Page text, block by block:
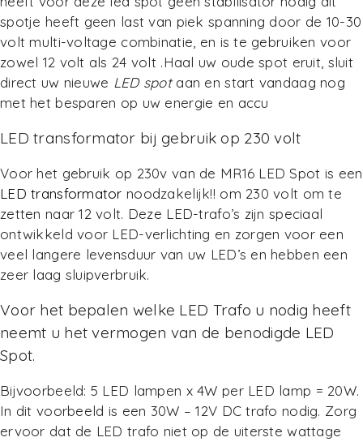
spotje heeft geen last van piek spanning door de 10-30
volt multi-voltage combinatie, en is te gebruiken voor
zowel 12 volt als 24 volt .Haal uw oude spot eruit, sluit
direct uw nieuwe LED spotaan en start vandaag nog
met het besparen op uw energie en accu
LED transformator bij gebruik op 230 volt
Voor het gebruik op 230v van de MR16 LED Spot is een
LED transformator noodzakelijk!! om 230 volt om te
zetten naar 12 volt. Deze LED-trafo’s zijn speciaal
ontwikkeld voor LED-verlichting en zorgen voor een
veel langere levensduur van uw LED’s en hebben een
zeer laag sluipverbruik.
Voor het bepalen welke LED Trafo u nodig heeft
neemt u het vermogen van de benodigde LED
Spot.
Bijvoorbeeld: 5 LED lampen x 4W per LED lamp = 20W.
In dit voorbeeld is een 30W – 12V DC trafo nodig. Zorg
ervoor dat de LED trafo niet op de uiterste wattage